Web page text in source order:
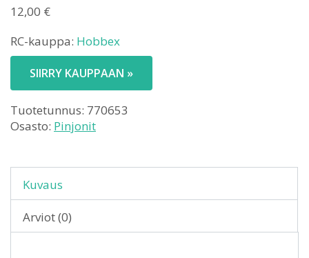
12,00 €
RC-kauppa: Hobbex
SIIRRY KAUPPAAN »
Tuotetunnus: 770653
Osasto: Pinjonit
Kuvaus
Arviot (0)